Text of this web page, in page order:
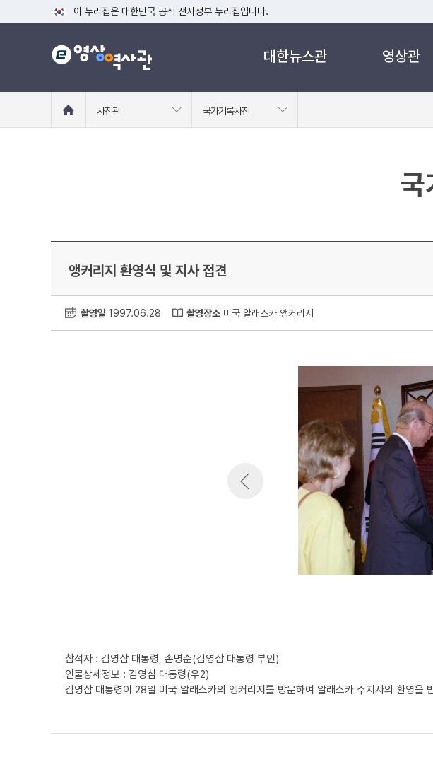
이 누리집은 대한민국 공식 전자정부 누리집입니다.
공식 누리집 주소 확인하기
go.kr 주소를 사용하는 누리집은 대한민국 정부기관이 관리하는 누리집입니다.
대한뉴스관 영상관
로
사진관 국가기록사진
국
앵커리지 환영식 및 지사 접견
촬영일 1997.06.28 촬영장소 미국 알래스카 앵커리지
참석자 : 김영삼 대통령, 손명순(김영삼 대통령 부인)
인물상세정보 : 김영삼 대통령(우2)
김영삼 대통령이 28일 미국 알래스카의 앵커리지를 방문하여 알래스카 주지사의 환영을